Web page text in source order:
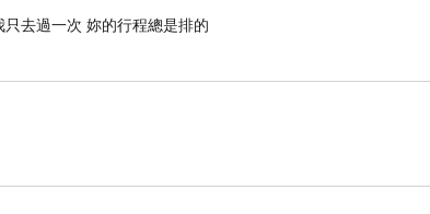
去過一次 妳的行程總是排的